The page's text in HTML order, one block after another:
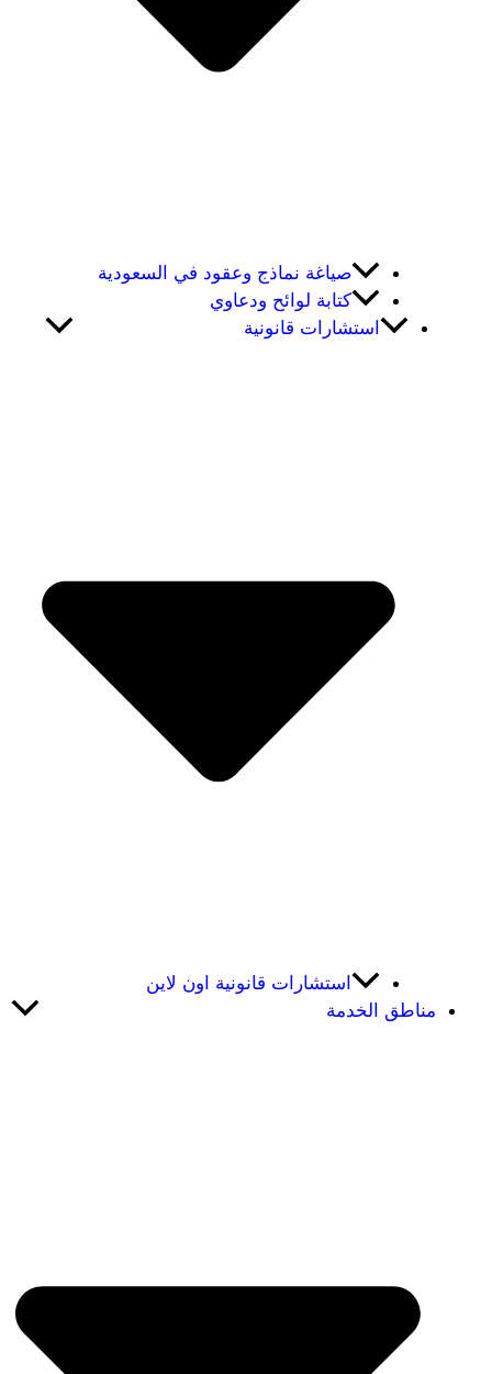
صياغة نماذج وعقود في السعودية
كتابة لوائح ودعاوي
استشارات قانونية
استشارات قانونية اون لاين
مناطق الخدمة